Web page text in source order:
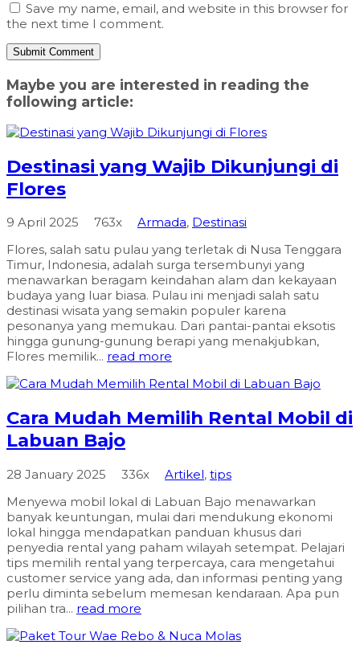
Save my name, email, and website in this browser for
the next time I comment.
Maybe you are interested in reading the
following article:
Destinasi yang Wajib Dikunjungi di
Flores
9 April 2025 763x Armada, Destinasi
Flores, salah satu pulau yang terletak di Nusa Tenggara
Timur, Indonesia, adalah surga tersembunyi yang
menawarkan beragam keindahan alam dan kekayaan
budaya yang luar biasa. Pulau ini menjadi salah satu
destinasi wisata yang semakin populer karena
pesonanya yang memukau. Dari pantai-pantai eksotis
hingga gunung-gunung berapi yang menakjubkan,
Flores memilik... read more
Cara Mudah Memilih Rental Mobil di
Labuan Bajo
28 January 2025 336x Artikel, tips
Menyewa mobil lokal di Labuan Bajo menawarkan
banyak keuntungan, mulai dari mendukung ekonomi
lokal hingga mendapatkan panduan khusus dari
penyedia rental yang paham wilayah setempat. Pelajari
tips memilih rental yang terpercaya, cara mengetahui
customer service yang ada, dan informasi penting yang
perlu diminta sebelum memesan kendaraan. Apa pun
pilihan tra... read more